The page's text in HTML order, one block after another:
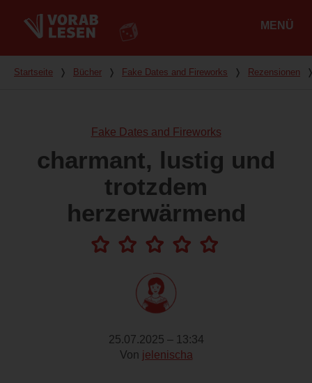
MENÜ
Du bist hier
Startseite ❭ Bücher ❭ Fake Dates and Fireworks ❭ Rezensionen
Fake Dates and Fireworks
charmant, lustig und
trotzdem
herzerwärmend
25.07.2025 – 13:34
Von jelenischa